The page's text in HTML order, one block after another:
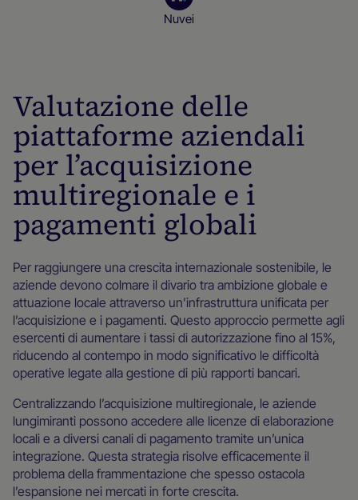
Nuvei
Valutazione delle
piattaforme aziendali
per l’acquisizione
multiregionale e i
pagamenti globali
Per raggiungere una crescita internazionale sostenibile, le
aziende devono colmare il divario tra ambizione globale e
attuazione locale attraverso un’infrastruttura unificata per
l’acquisizione e i pagamenti. Questo approccio permette agli
esercenti di aumentare i tassi di autorizzazione fino al 15%,
riducendo al contempo in modo significativo le difficoltà
operative legate alla gestione di più rapporti bancari.
Centralizzando l’acquisizione multiregionale, le aziende
lungimiranti possono accedere alle licenze di elaborazione
locali e a diversi canali di pagamento tramite un’unica
integrazione. Questa strategia risolve efficacemente il
problema della frammentazione che spesso ostacola
l’espansione nei mercati in forte crescita.